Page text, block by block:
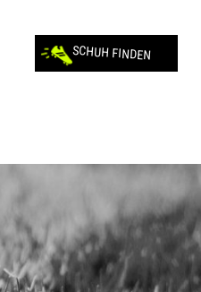
SCHUH FINDEN